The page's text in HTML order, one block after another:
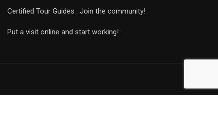
Certified Tour Guides : Join the community!
Put a visit online and start working!